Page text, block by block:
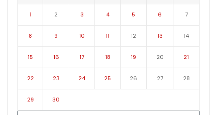
1 2 3 4 5 6 7
8 9 10 11 12 13 14
15 16 17 18 19 20 21
22 23 24 25 26 27 28
29 30